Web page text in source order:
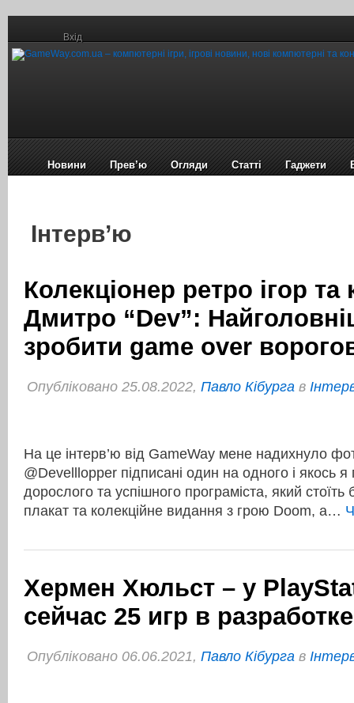
Вхід
Новини Прев’ю Огляди Статті Гаджети
Інтерв’ю
Колекціонер ретро ігор та
Дмитро “Dev”:
зробити game over
Опубліковано 25.08.2022, Павло Кібурга в
На це інтерв’ю від GameWay мене надихнуло
@Develllopper підписані один на одного і якось я
дорослого та успішного програміста, який стоїть
плакат та колекційне видання з грою Doom, а…
Хермен Хюльст – у
сейчас 25 игр в разработке
Опубліковано 06.06.2021, Павло Кібурга в